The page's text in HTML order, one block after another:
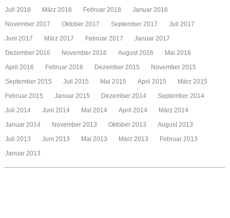
Juli 2018
März 2018 Februar 2018
Januar 2018
November 2017
Oktober 2017 September 2017
Juli 2017
Juni 2017
März 2017 Februar 2017
Januar 2017
Dezember 2016
November 2016 August 2016
Mai 2016
April 2016
Februar 2016 Dezember 2015
November 2015
September 2015
Juli 2015 Mai 2015 April 2015
März 2015
Februar 2015
Januar 2015 Dezember 2014
September 2014
Juli 2014
Juni 2014 Mai 2014 April 2014
März 2014
Januar 2014
November 2013 Oktober 2013
August 2013
Juli 2013
Juni 2013 Mai 2013 März 2013
Februar 2013
Januar 2013